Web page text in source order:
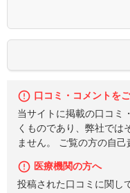
口コミ・コメントを
当サイトに掲載の口コミ
くものであり、弊社では
ません。 ご覧の方の自己
医療機関の方へ
投稿された口コミに関し